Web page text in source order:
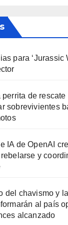
para ‘Jurassic
perrita de
sobrevivientes
IA de OpenAI
y
del chavismo y
al país
alcanzado